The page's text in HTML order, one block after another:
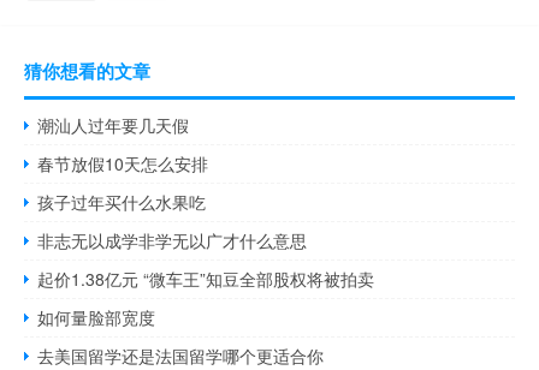
猜你想看的文章
潮汕人过年要几天假
春节放假10天怎么安排
孩子过年买什么水果吃
非志无以成学非学无以广才什么意思
起价1.38亿元 “微车王”知豆全部股权将被拍卖
如何量脸部宽度
去美国留学还是法国留学哪个更适合你